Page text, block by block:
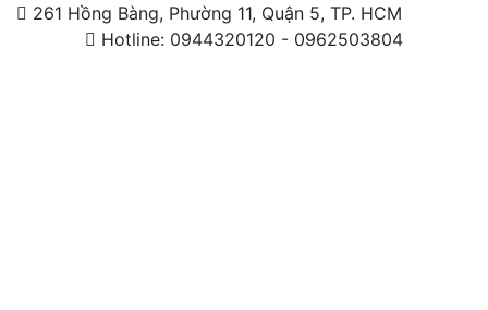
261 Hồng Bàng, Phường 11, Quận 5, TP. HCM
Hotline: 0944320120 - 0962503804